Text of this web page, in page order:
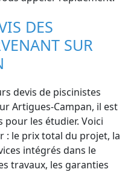
DES
SUR
devis de piscinistes
Artigues-Campan, il est
les étudier. Voici
: le prix total du projet, la
intégrés dans le
travaux, les garanties